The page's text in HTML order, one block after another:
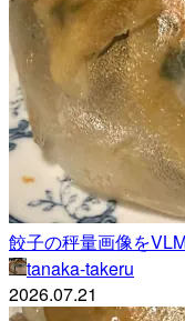
餃子の秤量画像を
tanaka-takeru
2026.07.21